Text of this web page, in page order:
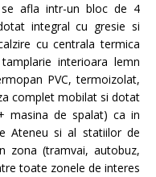
se afla intr-un bloc de 4
integral cu gresie si
cu centrala termica
interioara lemn
PVC, termoizolat,
complet mobilat si dotat
masina de spalat) ca in
Ateneu si al statiilor de
zona (tramvai, autobuz,
toate zonele de interes